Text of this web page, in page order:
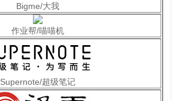
Bigme/大我
作业帮/喵喵机
Supernote/超级笔记